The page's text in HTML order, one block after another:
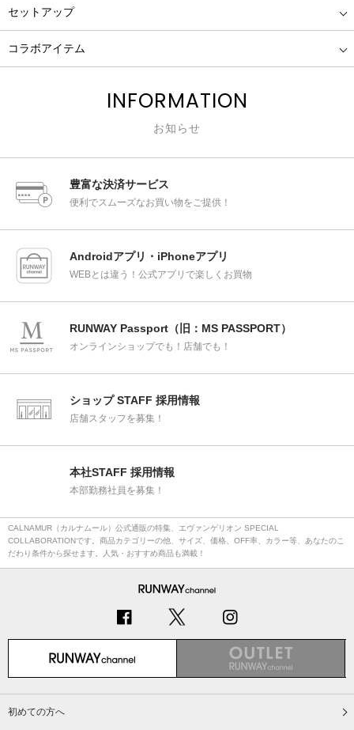
セットアップ
コラボアイテム
INFORMATION
お知らせ
豊富な決済サービス
便利でスムーズなお買い物をご提供！
Androidアプリ・iPhoneアプリ
WEBとは違う！公式アプリで楽しくお買物
RUNWAY Passport（旧：MS PASSPORT）
オンラインショップでも！店舗でも！
ショップ STAFF 採用情報
店舗スタッフを募集！
本社STAFF 採用情報
本部勤務社員を募集！
CALNAMUR（カルナムール）公式通販の特集、エヴァンゲリオン SPECIAL
COLLABORATIONです。商品カテゴリーの他、サイズ、価格、OFF率、カラー等、あなたのこ
だわり条件から探せます。人気・おすすめ商品も満載！
初めての方へ